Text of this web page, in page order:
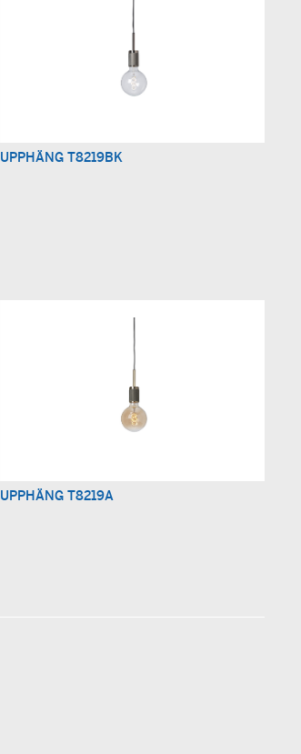
UPPHÄNG T8219BK
UPPHÄNG T8219A